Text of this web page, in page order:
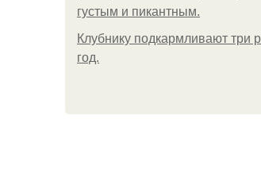
густым и пикантным.
Клубнику подкaрмливают три
гoд.